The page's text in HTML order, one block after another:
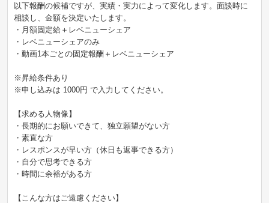
以下報酬の候補ですが、実績・実力によって変化します。面談時に
相談し、金額を決定いたします。
・月額固定給＋レベニューシェア
・レベニューシェアのみ
・動画1本ごとの固定報酬＋レベニューシェア
※昇給条件あり
※申し込みは 1000円 で入力してください。
【求める人物像】
・長期的にお願いできて、独立願望がない方
・素直な方
・レスポンスが早い方（休日も返事できる方）
・自分で思考できる方
・時間に余裕がある方
【こんな方はご遠慮ください】